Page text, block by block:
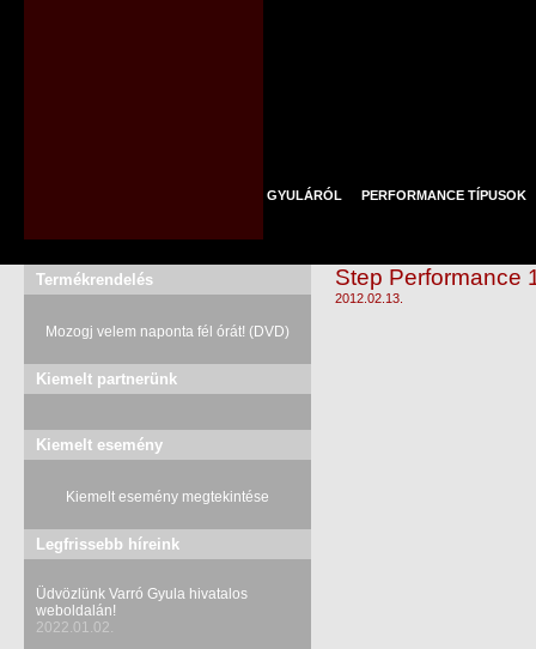
GYULÁRÓL PERFORMANCE TÍPUSOK
Termékrendelés
Mozogj velem naponta fél órát! (DVD)
Kiemelt partnerünk
Kiemelt esemény
Kiemelt esemény megtekintése
Legfrissebb híreink
Üdvözlünk Varró Gyula hivatalos
weboldalán!
2022.01.02.
Step Performance
2012.02.13.